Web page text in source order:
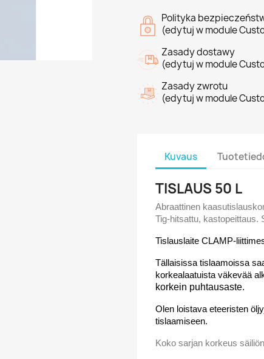
Polityka
(edytuj w module
Zasady dostawy
(edytuj w module
Zasady zwrotu
(edytuj w module
Kuvaus
TISLAUS 50 L
Abraattinen
Tig-hitsattu, kastopeittaus.
Tislauslaite CLAMP-
Tällaisissa tislaamoissa
korkealaatuista väkevää
korkein puhtausaste.
Olen loistava eteeristen
tislaamiseen.
Koko sarjan korkeus